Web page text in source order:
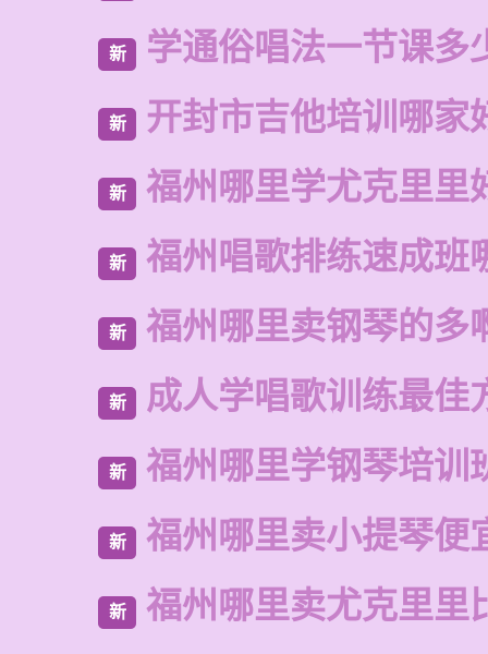
新 学通俗唱法一节课多
新 开封市吉他培训哪家
新 福州哪里学尤克里里
新 福州唱歌排练速成班
新 福州哪里卖钢琴的多
新 成人学唱歌训练最佳
新 福州哪里学钢琴培训
新 福州哪里卖小提琴便
新 福州哪里卖尤克里里